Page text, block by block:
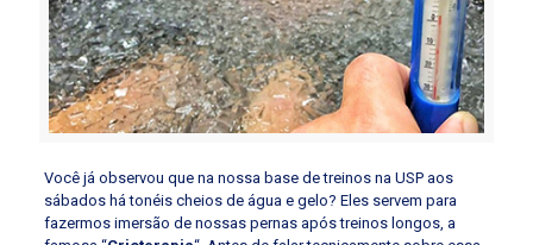
Você já observou que na nossa base de treinos na USP aos
sábados há tonéis cheios de água e gelo? Eles servem para
fazermos imersão de nossas pernas após treinos longos, a